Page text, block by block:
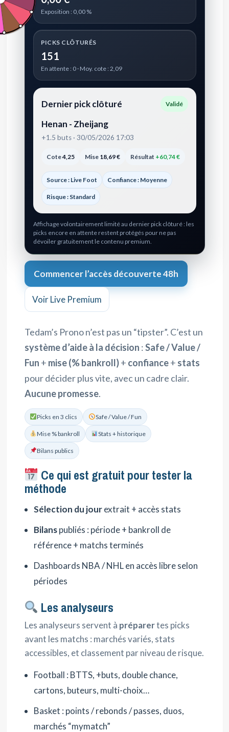
Exposition : 0,00 %
PICKS CLÔTURÉS
151
En attente : 0 · Moy. cote : 2,09
Dernier pick clôturé Validé
Henan - Zheijang
+1.5 buts · 30/05/2026 17:03
Cote4,25 Mise 18,69 € Résultat +60,74 €
Source : Live Foot Confiance : Moyenne
Risque : Standard
Affichage volontairement limité au dernier pick clôturé : les
picks encore en attente restent protégés pour ne pas
dévoiler gratuitement le contenu premium.
Commencer l’accès découverte 48h
Voir Live Premium
Tedam’s Prono n’est pas un “tipster”. C’est un
système d’aide à la décision :Safe / Value /
Fun + mise (% bankroll)+ confiance+ stats
pour décider plus vite, avec un cadre clair.
Aucune promesse.
Picks en 3 clics Safe / Value / Fun
Mise % bankroll Stats + historique
Bilans publics
Ce qui est gratuit pour tester la
méthode
Sélection du jourextrait + accès stats
Bilanspubliés : période + bankroll de
référence + matchs terminés
Dashboards NBA / NHL en accès libre selon
périodes
Les analyseurs
Les analyseurs servent à préparertes picks
avant les matchs : marchés variés, stats
accessibles, et classement par niveau de risque.
Football : BTTS, +buts, double chance,
cartons, buteurs, multi-choix…
Basket : points / rebonds / passes, duos,
marchés “mymatch”